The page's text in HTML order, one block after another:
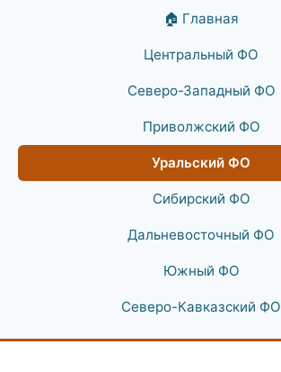
🏠 Главная
Центральный ФО
Северо-Западный ФО
Приволжский ФО
Уральский ФО
Сибирский ФО
Дальневосточный ФО
Южный ФО
Северо-Кавказский ФО